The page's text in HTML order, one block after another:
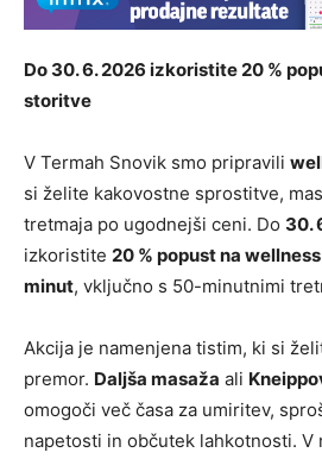
Do 30. 6. 2026 izkoristite 20 %
storitve
V Termah Snovik smo pripravili
si želite kakovostne sprostitve,
tretmaja po ugodnejši ceni. Do 30.
izkoristite 20 % popust na
minut, vključno s 50-minutnimi
Akcija je namenjena tistim, ki si
premor. Daljša masaža ali
omogoči več časa za umiritev,
napetosti in občutek lahkotnosti. V